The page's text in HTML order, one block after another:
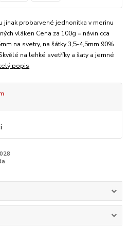
jinak probarvené jednonitka v merinu
vláken Cena za 100g = návin cca
na svetry, na šátky 3,5-4,5mm 90%
na lehké svetříky a šaty a jemné
popis